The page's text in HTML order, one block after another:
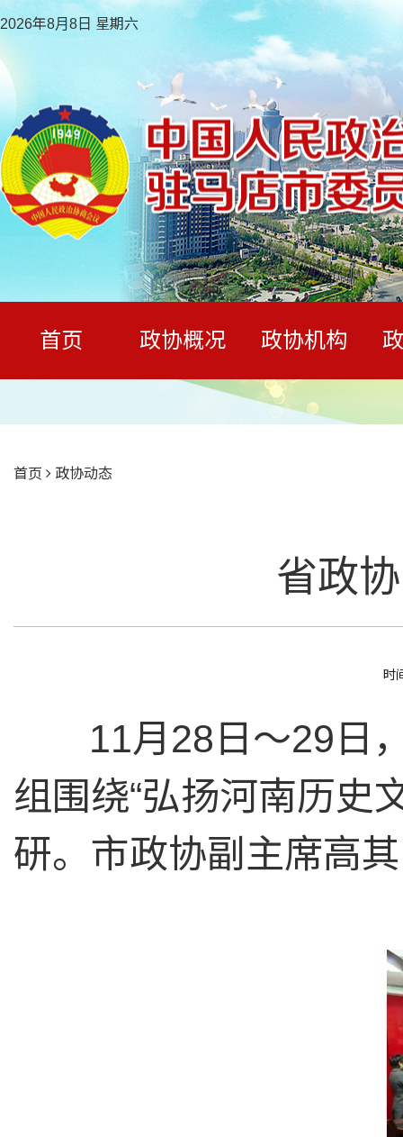
2026年8月8日 星期六
首页 政协概况 政协机构
首页 政协动态
省政
时
11月28日～29日，
组围绕“弘扬河南历史
研。市政协副主席高